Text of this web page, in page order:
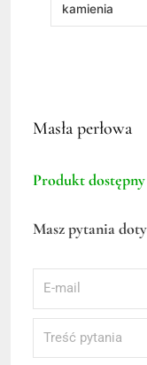
kamienia
Masła perłowa
Produkt
Masz pytania